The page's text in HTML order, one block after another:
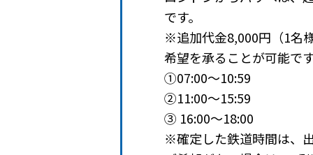
です。
※追加代金8,000円（1名
希望を承ることが可能です
①07:00～10:59
②11:00～15:59
③ 16:00～18:00
※確定した鉄道時間は、